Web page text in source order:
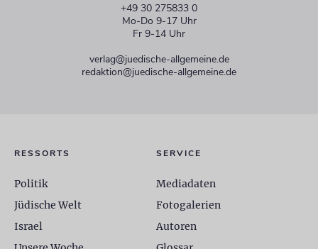
+49 30 275833 0
Mo-Do 9-17 Uhr
Fr 9-14 Uhr
verlag@juedische-allgemeine.de
redaktion@juedische-allgemeine.de
RESSORTS
Politik
Jüdische Welt
Israel
SERVICE
Mediadaten
Fotogalerien
Autoren